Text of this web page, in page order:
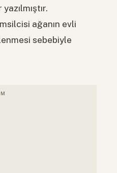
ağanın evli
sebebiyle